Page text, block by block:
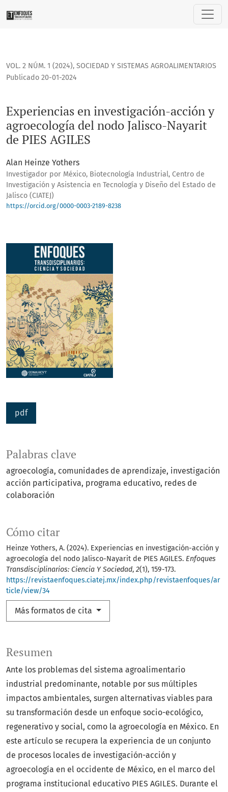
Experiencias en investigación-acción y agroecología del
VOL. 2 NÚM. 1 (2024), SOCIEDAD Y SISTEMAS AGROALIMENTARIOS
Experiencias en investigación-acción y
agroecología del nodo Jalisco-Nayarit
de PIES AGILES
Publicado 20-01-2024
Alan Heinze Yothers
Investigador por México, Biotecnología Industrial, Centro de
Investigación y Asistencia en Tecnología y Diseño del Estado de
Jalisco (CIATEJ)
https://orcid.org/0000-0003-2189-8238
pdf
Palabras clave
agroecología comunidades de aprendizaje investigación
acción participativa programa educativo redes de
colaboración
Cómo citar
Heinze Yothers, A. (2024). Experiencias en investigación-acción y
agroecología del nodo Jalisco-Nayarit de PIES AGILES. Enfoques
Transdisciplinarios: Ciencia Y Sociedad, 2(1), 159-173.
https://revistaenfoques.ciatej.mx/index.php/revistaenfoques/ar
ticle/view/34
Más formatos de cita
Resumen
Ante los problemas del sistema agroalimentario
industrial predominante, notable por sus múltiples
impactos ambientales, surgen alternativas viables para
su transformación desde un enfoque socio-ecológico,
regenerativo y social, como la agroecología en México. En
este artículo se recupera la experiencia de un conjunto
de procesos locales de investigación-acción y
agroecología en el occidente de México, en el marco del
programa institucional educativo PIES AGILES. Durante el